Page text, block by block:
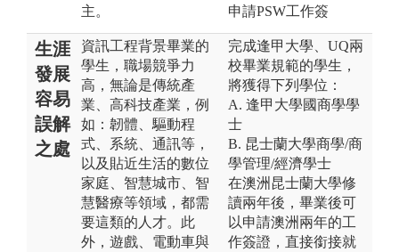
主。
申請PSW工作簽
生涯
發展
容易
誤解
之處
資訊工程背景畢業的
學生，職場競爭力
高，無論是傳統產
業、高科技產業，例
如：韌體、驅動程
式、系統、通訊等，
以及貼近生活的數位
家庭、智慧城市、智
慧醫療等領域，都需
要這類的人才。此
外，遊戲、電動車與
完成逢甲大學、UQ兩
校畢業規範的學生，
將獲得下列學位：
A. 逢甲大學國商學學
士
B. 昆士蘭大學商學/商
學管理/經濟學士
在澳洲昆士蘭大學修
讀兩年後，畢業後可
以申請澳洲兩年的工
作簽證，直接銜接就